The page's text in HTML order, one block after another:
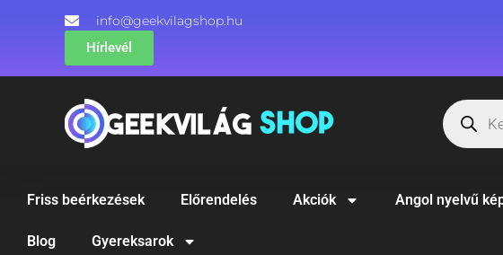
info@geekvilagshop.hu
Hírlevél
Friss beérkezések Előrendelés Akciók Angol nyelvű
Blog Gyereksarok